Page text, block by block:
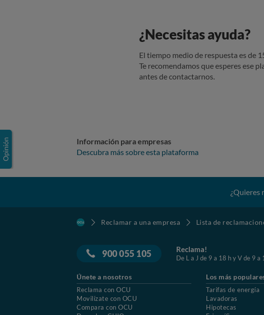
¿Necesitas ayuda?
El tiempo medio de respuesta es de
Te recomendamos que esperes ese
antes de contactarnos.
Información para empresas
Descubra más sobre esta plataforma
¿Quieres
Reclamar a una empresa Lista de
900 055 105 Reclama!
De L a J de 9 a 18 h y V de 9 a
Únete a nosotros
Reclama con OCU
Movilízate con OCU
Compara con OCU
Los más
Tarifas de energía
Lavadoras
Hipotecas